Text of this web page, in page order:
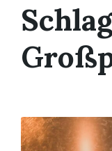
Mehr
erfahren